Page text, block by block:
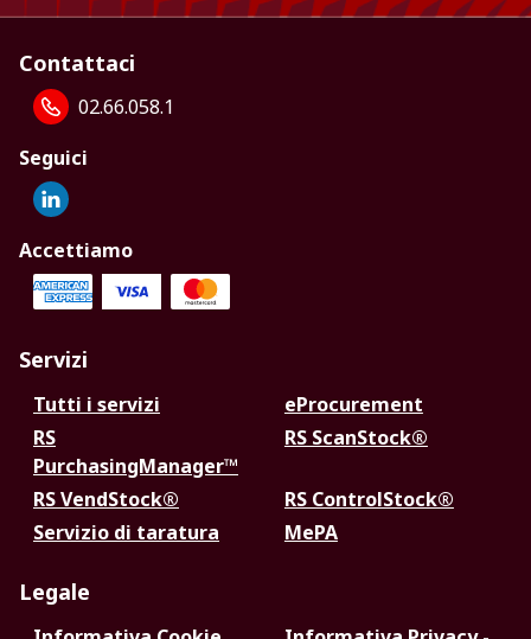
Contattaci
02.66.058.1
Seguici
Accettiamo
Servizi
Tutti i servizi
eProcurement
RS
PurchasingManager™
RS ScanStock®
RS VendStock®
RS ControlStock®
Servizio di taratura
MePA
Legale